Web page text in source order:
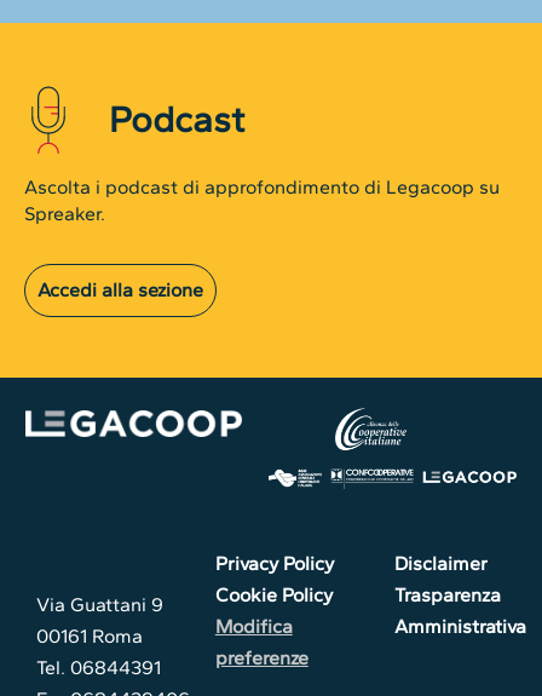
Podcast
Ascolta i podcast di approfondimento di Legacoop su
Spreaker.
Accedi alla sezione
Via Guattani 9
00161 Roma
Tel. 06844391
Privacy Policy
Cookie Policy
Modifica
preferenze
Disclaimer
Trasparenza
Amministrativa